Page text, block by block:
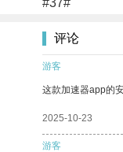
#37#
评论
游客
这款加速器app的
2025-10-23
游客